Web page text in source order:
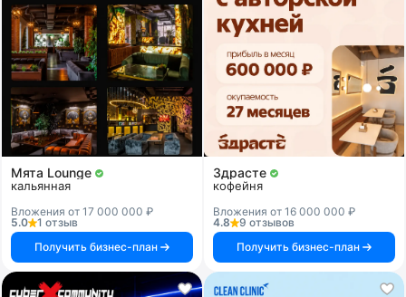
Мята Lounge
кальянная
Вложения от 17 000 000 ₽
5.0
1 отзыв
Получить бизнес-план
Здрасте
кофейня
Вложения от 16 000 000 ₽
4.8
9 отзывов
Получить бизнес-план